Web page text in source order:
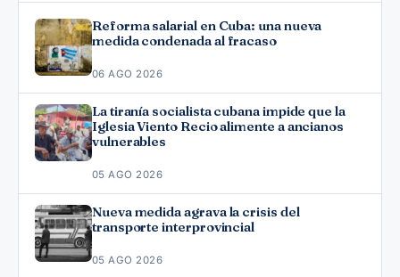
Reforma salarial en Cuba: una nueva
medida condenada al fracaso
06 AGO 2026
La tiranía socialista cubana impide que la
Iglesia Viento Recio alimente a ancianos
vulnerables
05 AGO 2026
Nueva medida agrava la crisis del
transporte interprovincial
05 AGO 2026